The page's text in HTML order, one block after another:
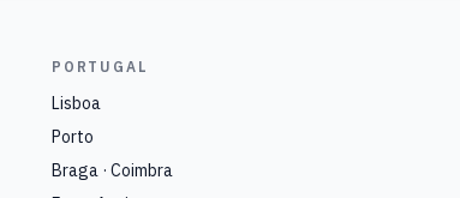
PORTUGAL
Lisboa
Porto
Braga · Coimbra